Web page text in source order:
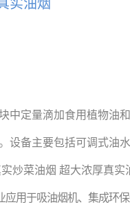
实油烟
中定量滴加食用植物油
设备主要包括可调式油
炒菜油烟 超大浓厚真实
应用于吸油烟机、集成环